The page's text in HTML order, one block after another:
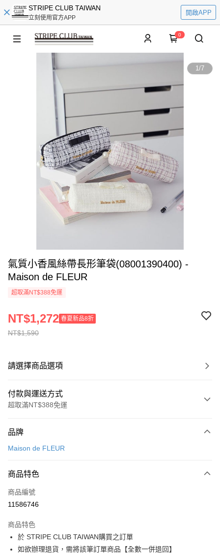
STRIPE CLUB TAIWAN
立刻使用官方APP
開啟APP
0
1/7
氣質小香風絲帶長形筆袋(08001390400) -
Maison de FLEUR
超取滿NT$388免運
NT$1,590
NT$1,272 春夏新品8折
請選擇商品選項
付款與運送方式
超取滿NT$388免運
信用卡一次付款
3 期 0 利率 每期
合作金庫商業銀行
上海商業儲蓄銀行
臺灣中小企業銀行
匯豐（台灣）商業銀行
華泰商業銀行
聯邦商業銀行
遠東國際商業銀行
超商取貨付款
LINE Pay
Apple Pay
街口支付
品牌
Maison de FLEUR
商品特色
商品編號
11586746
商品特色
於 STRIPE CLUB TAIWAN購買之訂單
如欲辦理退貨，需將該筆訂單商品【全數一併退回】